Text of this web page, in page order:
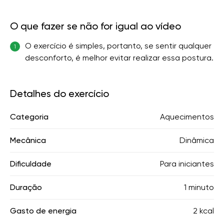
O que fazer se não for igual ao vídeo
1
O exercício é simples, portanto, se sentir qualquer
desconforto, é melhor evitar realizar essa postura.
Detalhes do exercício
Categoria Aquecimentos
Mecânica Dinâmica
Dificuldade Para iniciantes
Duração 1 minuto
Gasto de energia 2 kcal